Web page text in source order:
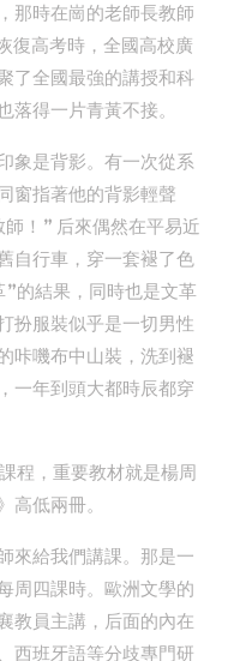
那時在崗的老師長教師
復高考時，全國高校廣
了全國最強的講授和科
得一片青黃不接。
象是背影。有一次從系
窗指著他的背影輕聲
！” 后來偶然在平易近
自行車，穿一套褪了色
的結果，同時也是文革
扮服裝似乎是一切男性
嘰布中山裝，洗到褪
一年到頭大都時辰都穿
程，重要教材就是楊周
低兩冊。
來給我們講課。那是一
周四課時。歐洲文學的
教員主講，后面的內在
西班牙語等分歧專門研